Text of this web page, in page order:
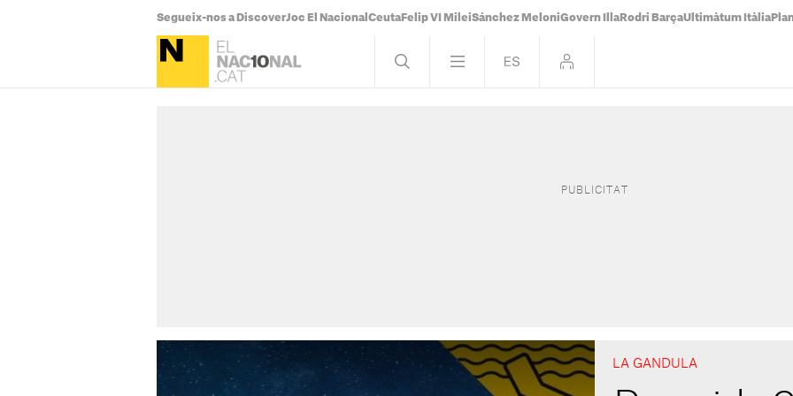
Segueix-nos a DiscoverJoc El Nacional Ceuta Felip VI MileiSánchez MeloniGovern Illa Rodri BarçaUltimàtum Itàlia
LA GANDULA